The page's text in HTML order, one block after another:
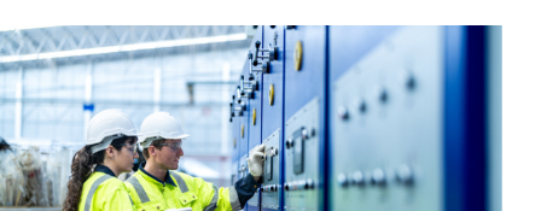
Perscontainers
Swill tank
Inzamelmiddelen gevaarlijk afval
Interne inzamelmiddelen
Branches
Bouw
Banden
Bouw- en sloopafval
Folie
Glas
Hout
Metalen
Advies
Klantenservice
MyRenewi